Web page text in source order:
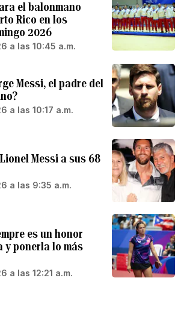
el balonmano
Rico en los
2026
a las 10:45 a.m.
Messi, el padre del
a las 10:17 a.m.
Messi a sus 68
a las 9:35 a.m.
es un honor
y ponerla lo más
a las 12:21 a.m.